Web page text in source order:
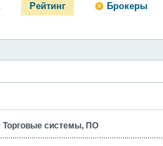
Рейтинг Брокеры
Торговые системы, ПО